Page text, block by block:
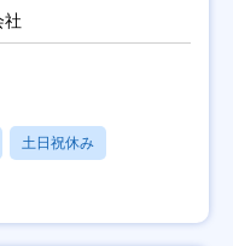
社
土日祝休み